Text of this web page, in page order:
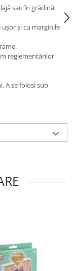
sau în grădină.
și cu marginile
reglementărilor
A se folosi sub